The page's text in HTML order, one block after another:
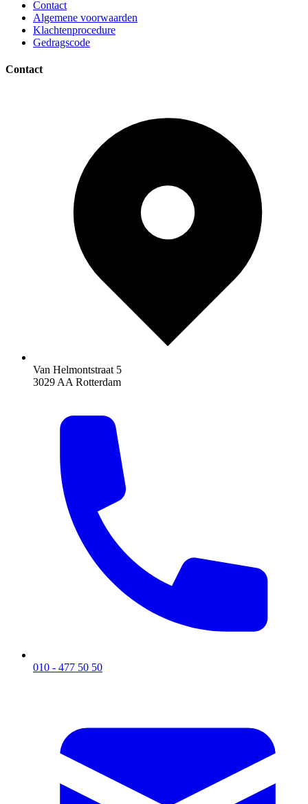
Contact
Algemene voorwaarden
Klachtenprocedure
Gedragscode
Contact
Van Helmontstraat 5
3029 AA Rotterdam
010 - 477 50 50